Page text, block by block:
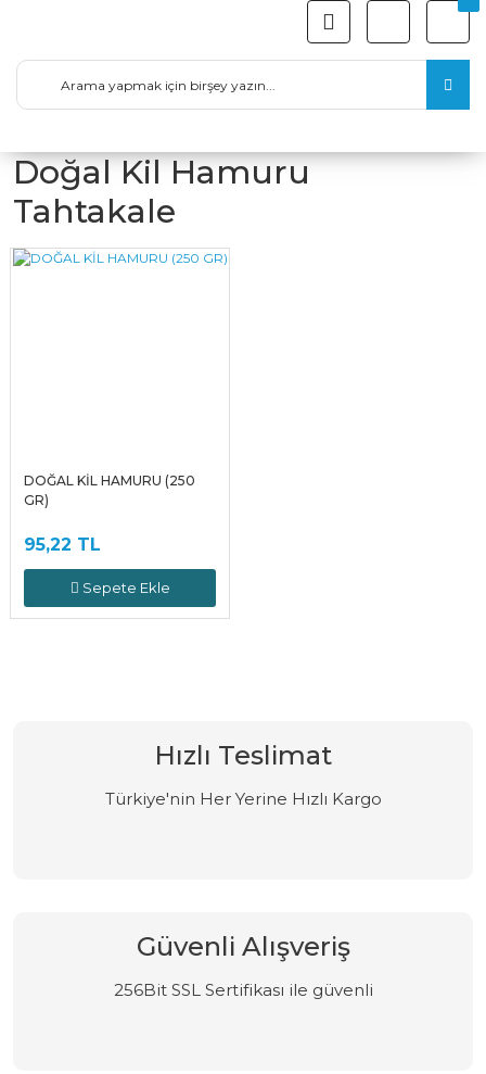
Doğal Kil Hamuru
Tahtakale
DOĞAL KİL HAMURU (250
GR)
95,22 TL
Sepete Ekle
Hızlı Teslimat
Türkiye'nin Her Yerine Hızlı Kargo
Güvenli Alışveriş
256Bit SSL Sertifikası ile güvenli